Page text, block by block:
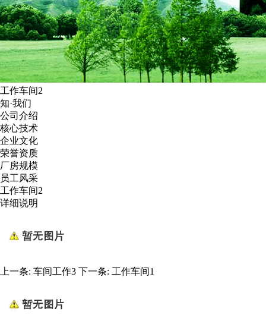
工作车间2
知·我们
公司介绍
核心技术
企业文化
荣誉资质
厂房规模
员工风采
工作车间2
详细说明
上一条: 车间工作3 下一条: 工作车间1